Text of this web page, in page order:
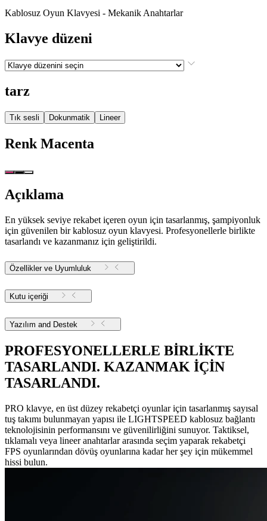
Kablosuz Oyun Klavyesi - Mekanik Anahtarlar
Klavye düzeni
tarz
Tık sesli Dokunmatik Lineer
Renk Macenta
Açıklama
En yüksek seviye rekabet içeren oyun için tasarlanmış, şampiyonluk
için güvenilen bir kablosuz oyun klavyesi. Profesyonellerle birlikte
tasarlandı ve kazanmanız için geliştirildi.
Özellikler ve Uyumluluk
Kutu içeriği
Yazılım and Destek
PROFESYONELLERLE BİRLİKTE
TASARLANDI. KAZANMAK İÇİN
TASARLANDI.
PRO klavye, en üst düzey rekabetçi oyunlar için tasarlanmış sayısal
tuş takımı bulunmayan yapısı ile LIGHTSPEED kablosuz bağlantı
teknolojisinin performansını ve güvenilirliğini sunuyor. Taktiksel,
tıklamalı veya lineer anahtarlar arasında seçim yaparak rekabetçi
FPS oyunlarından dövüş oyunlarına kadar her şey için mükemmel
hissi bulun.